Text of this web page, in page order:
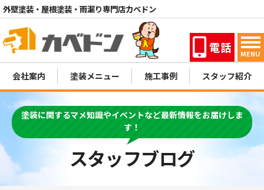
外壁塗装・屋根塗装・雨漏り専門店カベドン
電話 MENU
会社案内 塗装メニュー 施工事例 スタッフ紹介
スタッフブログ
塗装に関するマメ知識やイベントなど最新情報をお届けしま
す！